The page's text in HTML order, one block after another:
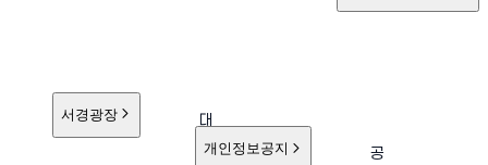
서경광장
대
학
개인정보공지
공